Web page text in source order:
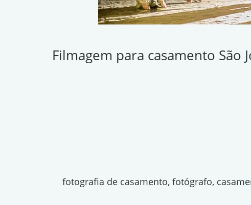
Filmagem para casamento São
fotografia de casamento, fotógrafo,